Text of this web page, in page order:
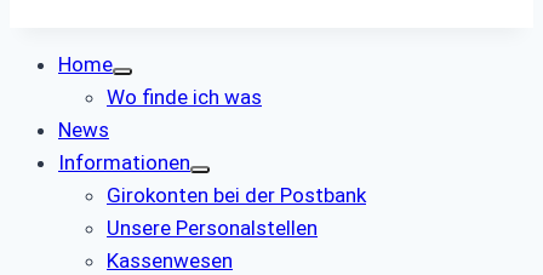
Home
Wo finde ich was
News
Informationen
Girokonten bei der Postbank
Unsere Personalstellen
Kassenwesen